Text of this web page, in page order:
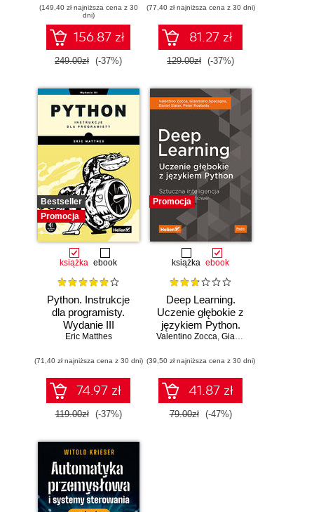
Cisco. Wydanie II
(149,40 zł najniższa cena z 30
dni)
156.87 zł
249.00zł (-37%)
produktywność
(77,40 zł najniższa cena z 30 dni)
81.27 zł
129.00zł (-37%)
Bestseller
Promocja
książka ebook
Python. Instrukcje
dla programisty.
Wydanie III
Eric Matthes
(71,40 zł najniższa cena z 30 dni)
74.97 zł
119.00zł (-37%)
Promocja
książka ebook
Deep Learning.
Uczenie głębokie z
językiem Python.
Sztuczna
neuronowe
Valentino Zocca, Gianmario Spacagna
(39,50 zł najniższa cena z 30 dni)
41.87 zł
79.00zł (-47%)